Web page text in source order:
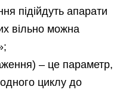
підійдуть апарати
вільно можна
– це параметр,
циклу до